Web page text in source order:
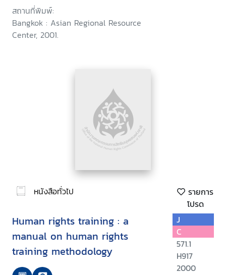
สถานที่พิมพ์:
Bangkok : Asian Regional Resource
Center, 2001.
หนังสือทั่วไป
รายการ
โปรด
Human rights training : a
manual on human rights
training methodology
J
C
571.1
H917
2000